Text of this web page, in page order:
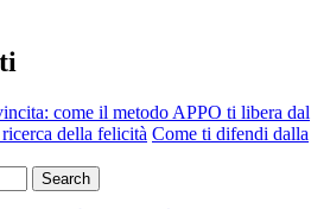
come il metodo APPO ti libera dal
della felicità Come ti difendi dalla
Search